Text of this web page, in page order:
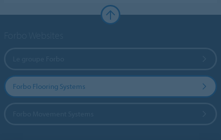
Forbo Flooring Systems